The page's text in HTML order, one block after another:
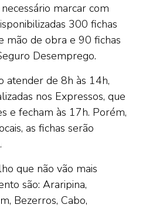
marcar com
300 fichas
mão de obra e 90 fichas
Desemprego.
atender de 8h às 14h,
nos Expressos, que
e fecham às 17h. Porém,
as fichas serão
que não vão mais
são: Araripina,
Bezerros, Cabo,